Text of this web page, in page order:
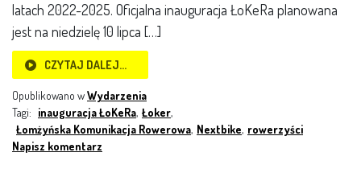
latach 2022-2025. Oficjalna inauguracja ŁoKeRa planowana
jest na niedzielę 10 lipca […]
CZYTAJ DALEJ…
Opublikowano wWydarzenia
Tagi: inauguracja ŁoKeRa, Łoker,
Łomżyńska Komunikacja Rowerowa, Nextbike, rowerzyści
Napisz komentarz